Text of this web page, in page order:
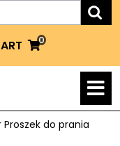
MY
0
Proszek do prania